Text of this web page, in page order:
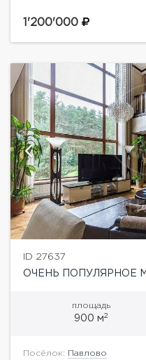
ремонт в стиле
1'200'000
ID 27637
ОЧЕНЬ ПОПУЛЯРНОЕ
площадь
900 м2
Посёлок: Павлово